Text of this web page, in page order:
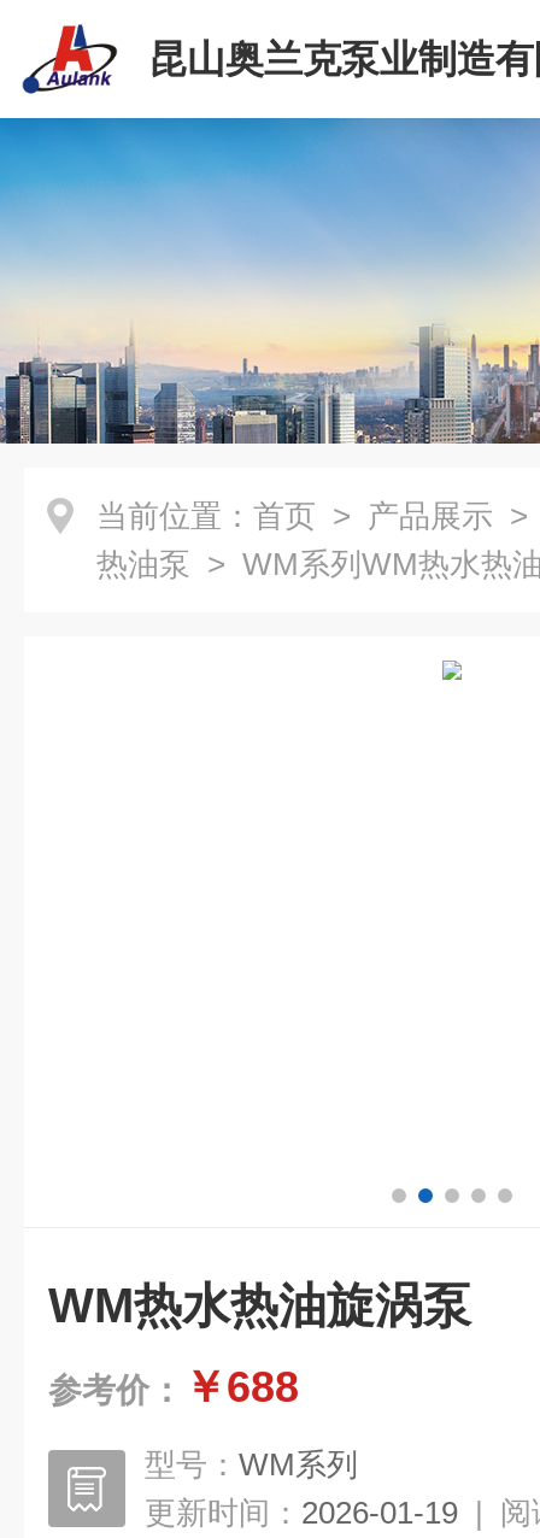
昆山奥兰克泵业制造
当前位置： 首页 > 产品展示
热油泵 > WM系列WM热水热
WM热水热油旋涡泵
参考价： ￥688
型号： WM系列
更新时间： 2026-01-19 | 阅